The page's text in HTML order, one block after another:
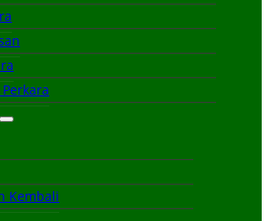
Kembali